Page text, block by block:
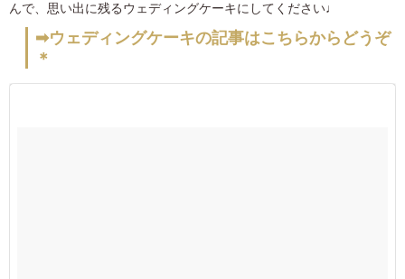
んで、思い出に残るウェディングケーキにしてください♩
➡ウェディングケーキの記事はこちらからどうぞ
＊